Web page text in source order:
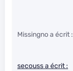
Missingno a écrit :
secouss a écrit :